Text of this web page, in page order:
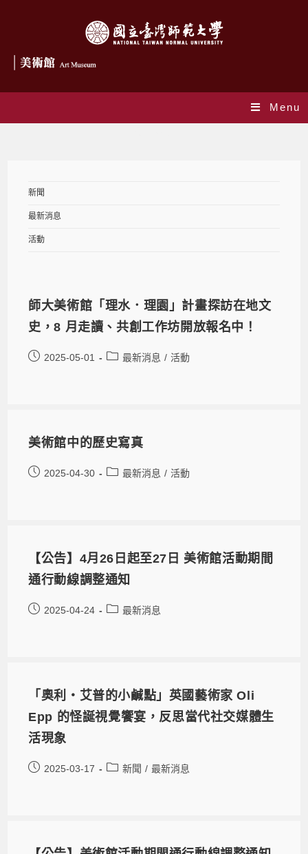
Menu
新聞
最新消息
活動
師大美術館「理水．理園」計畫探訪在地文
史，8 月走讀、共創工作坊開放報名中！
2025-05-01 最新消息 / 活動
美術館中的歷史寫真
2025-04-30 最新消息 / 活動
【公告】4月26日起至27日 美術館活動期間
通行動線調整通知
2025-04-24 最新消息
「奧利・艾普的小鹹點」英國藝術家 Oli
Epp 的怪誕視覺饗宴，反思當代社交媒體生
活現象
2025-03-17 新聞 / 最新消息